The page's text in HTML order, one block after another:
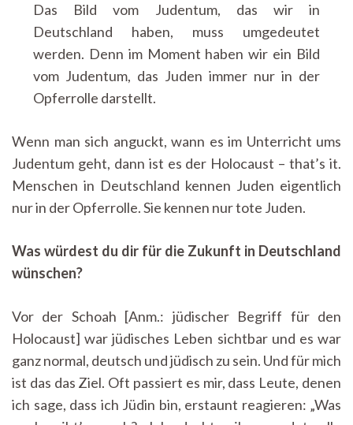
Das Bild vom Judentum, das wir in
Deutschland haben, muss umgedeutet
werden. Denn im Moment haben wir ein Bild
vom Judentum, das Juden immer nur in der
Opferrolle darstellt.
Wenn man sich anguckt, wann es im Unterricht ums
Judentum geht, dann ist es der Holocaust – that’s it.
Menschen in Deutschland kennen Juden eigentlich
nur in der Opferrolle. Sie kennen nur tote Juden.
Was würdest du dir für die Zukunft in Deutschland
wünschen?
Vor der Schoah [Anm.: jüdischer Begriff für den
Holocaust] war jüdisches Leben sichtbar und es war
ganz normal, deutsch und jüdisch zu sein. Und für mich
ist das das Ziel. Oft passiert es mir, dass Leute, denen
ich sage, dass ich Jüdin bin, erstaunt reagieren: „Was